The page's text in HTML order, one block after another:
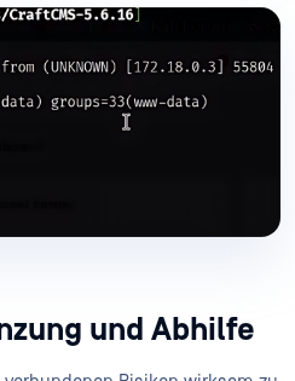
und Abhilfe